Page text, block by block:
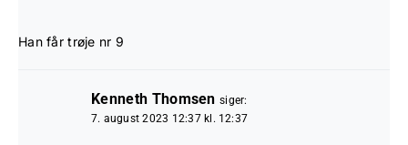
Han får trøje nr 9
Kenneth Thomsen siger:
7. august 2023 12:37 kl. 12:37